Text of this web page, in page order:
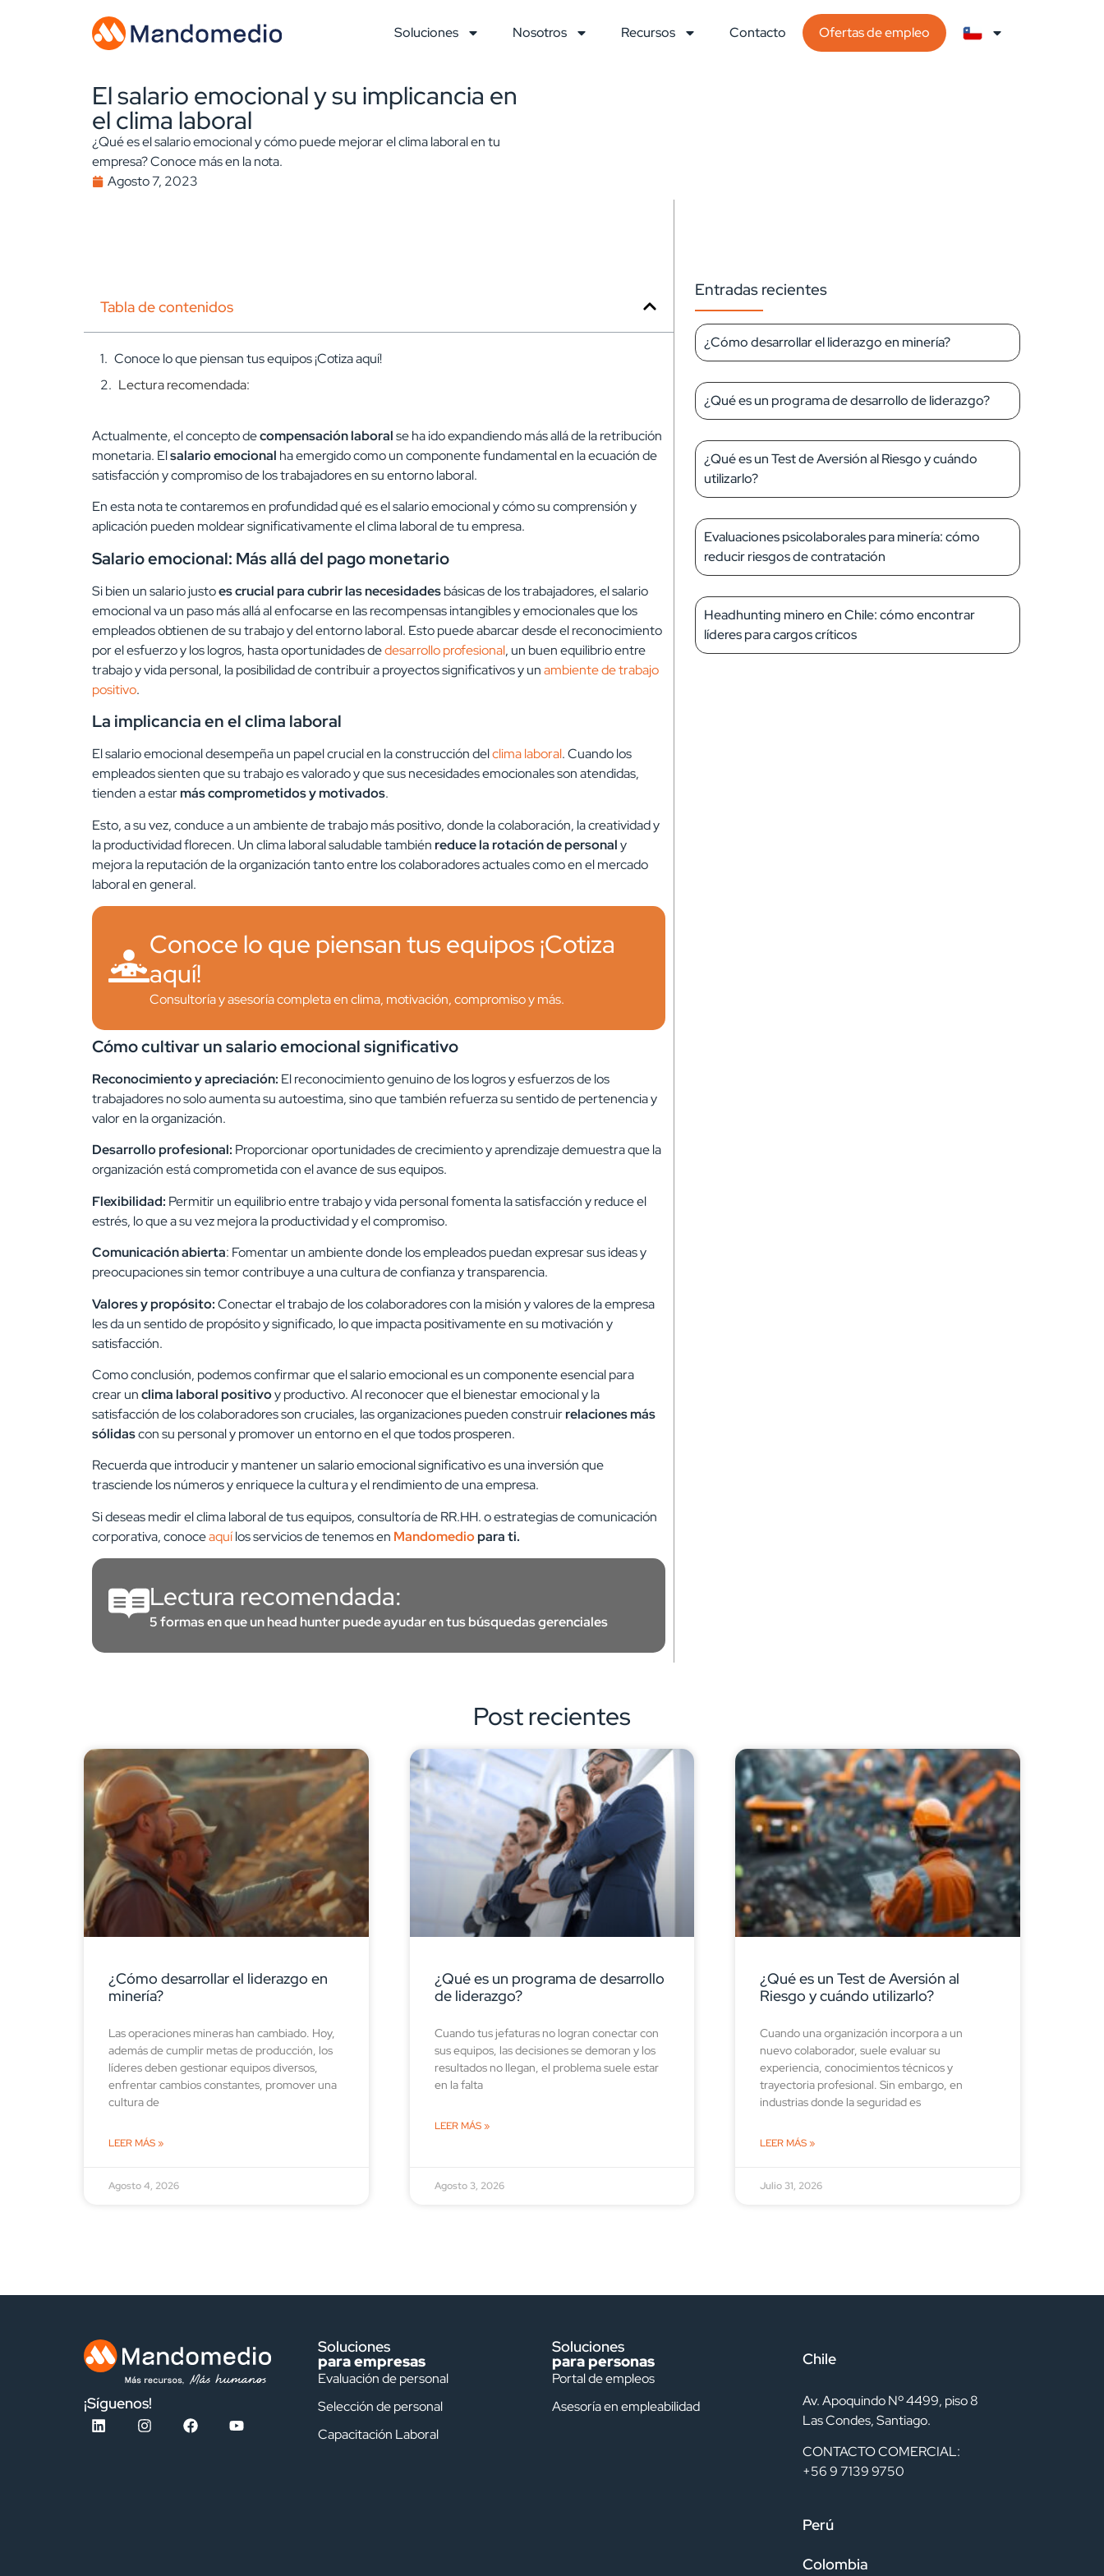
Soluciones Nosotros Recursos Contacto Ofertas de empleo
El salario emocional y su implicancia en
el clima laboral
¿Qué es el salario emocional y cómo puede mejorar el clima laboral en tu
empresa? Conoce más en la nota.
Agosto 7, 2023
Tabla de contenidos
Conoce lo que piensan tus equipos ¡Cotiza aquí!
Lectura recomendada:
Actualmente, el concepto decompensación laboralse ha ido expandiendo más allá de la retribución
monetaria. Elsalario emocional ha emergido como un componente fundamental en la ecuación de
satisfacción y compromiso de los trabajadores en su entorno laboral.
En esta nota te contaremos en profundidad qué es el salario emocional y cómo su comprensión y
aplicación pueden moldear significativamente el clima laboral de tu empresa.
Salario emocional: Más allá del pago monetario
Si bien un salario justoes crucial para cubrir las necesidadesbásicas de los trabajadores, el salario
emocional va un paso más allá al enfocarse en las recompensas intangibles y emocionales que los
empleados obtienen de su trabajo y del entorno laboral. Esto puede abarcar desde el reconocimiento
por el esfuerzo y los logros, hasta oportunidades dedesarrollo profesional, un buen equilibrio entre
trabajo y vida personal, la posibilidad de contribuir a proyectos significativos y unambiente de trabajo
positivo.
La implicancia en el clima laboral
El salario emocional desempeña un papel crucial en la construcción delclima laboral. Cuando los
empleados sienten que su trabajo es valorado y que sus necesidades emocionales son atendidas,
tienden a estarmás comprometidos y motivados.
Esto, a su vez, conduce a un ambiente de trabajo más positivo, donde la colaboración, la creatividad y
la productividad florecen. Un clima laboral saludable también reduce la rotación de personaly
mejora la reputación de la organización tanto entre los colaboradores actuales como en el mercado
laboral en general.
Conoce lo que piensan tus equipos ¡Cotiza
aquí!
Consultoría y asesoría completa en clima, motivación, compromiso y más.
Cómo cultivar un salario emocional significativo
Reconocimiento y apreciación: El reconocimiento genuino de los logros y esfuerzos de los
trabajadores no solo aumenta su autoestima, sino que también refuerza su sentido de pertenencia y
valor en la organización.
Desarrollo profesional: Proporcionar oportunidades de crecimiento y aprendizaje demuestra que la
organización está comprometida con el avance de sus equipos.
Flexibilidad: Permitir un equilibrio entre trabajo y vida personal fomenta la satisfacción y reduce el
estrés, lo que a su vez mejora la productividad y el compromiso.
Comunicación abierta: Fomentar un ambiente donde los empleados puedan expresar sus ideas y
preocupaciones sin temor contribuye a una cultura de confianza y transparencia.
Valores y propósito:Conectar el trabajo de los colaboradores con la misión y valores de la empresa
les da un sentido de propósito y significado, lo que impacta positivamente en su motivación y
satisfacción.
Como conclusión, podemos confirmar que el salario emocional es un componente esencial para
crear unclima laboral positivoy productivo. Al reconocer que el bienestar emocional y la
satisfacción de los colaboradores son cruciales, las organizaciones pueden construirrelaciones más
sólidascon su personal y promover un entorno en el que todos prosperen.
Recuerda que introducir y mantener un salario emocional significativo es una inversión que
trasciende los números y enriquece la cultura y el rendimiento de una empresa.
Si deseas medir el clima laboral de tus equipos, consultoría de RR.HH. o estrategias de comunicación
corporativa, conoceaquílos servicios de tenemos en Mandomediopara ti.
Lectura recomendada:
5 formas en que un head hunter puede ayudar en tus búsquedas gerenciales
Entradas recientes
¿Cómo desarrollar el liderazgo en minería?
¿Qué es un programa de desarrollo de liderazgo?
¿Qué es un Test de Aversión al Riesgo y cuándo
utilizarlo?
Evaluaciones psicolaborales para minería: cómo
reducir riesgos de contratación
Headhunting minero en Chile: cómo encontrar
líderes para cargos críticos
Post recientes
¿Cómo desarrollar el liderazgo en
minería?
Las operaciones mineras han cambiado. Hoy,
además de cumplir metas de producción, los
líderes deben gestionar equipos diversos,
enfrentar cambios constantes, promover una
cultura de
LEER MÁS »
Agosto 4, 2026
¿Qué es un programa de desarrollo
de liderazgo?
Cuando tus jefaturas no logran conectar con
sus equipos, las decisiones se demoran y los
resultados no llegan, el problema suele estar
en la falta
LEER MÁS »
Agosto 3, 2026
¿Qué es un Test de Aversión al
Riesgo y cuándo utilizarlo?
Cuando una organización incorpora a un
nuevo colaborador, suele evaluar su
experiencia, conocimientos técnicos y
trayectoria profesional. Sin embargo, en
industrias donde la seguridad es
LEER MÁS »
Julio 31, 2026
¡Síguenos!
Soluciones
para empresas
Evaluación de personal
Selección de personal
Capacitación Laboral
Soluciones
para personas
Portal de empleos
Asesoría en empleabilidad
Chile
Av. Apoquindo Nº 4499, piso 8
Las Condes, Santiago.
CONTACTO COMERCIAL:
+56 9 7139 9750
Perú
Colombia